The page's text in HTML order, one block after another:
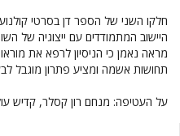
חלקו השני של הספר דן בסרטי
היישוב המתמודדים עם ייצוגיה של
מראה נאמן כי הניסיון לרפא את
תחושות אשמה ומציע פתרון מוגבל
על העטיפה: מנחם רון קסלר, קדיש עולה